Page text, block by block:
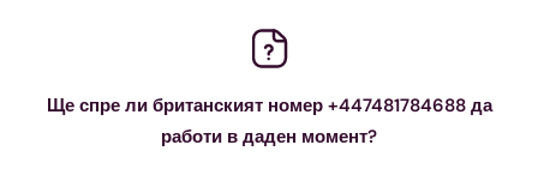
Ще спре ли британският номер +447481784688 да
работи в даден момент?